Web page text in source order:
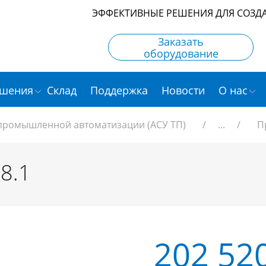
ЭФФЕКТИВНЫЕ РЕШЕНИЯ ДЛЯ
Заказать
оборудование
Склад Поддержка Новости О нас
автоматизации (АСУ ТП) / ... /
202